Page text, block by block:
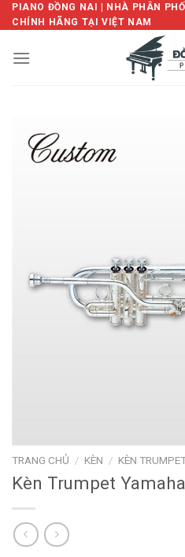
Skip
to
PIANO ĐỒNG NAI | NHÀ PHÂN
CHÍNH HÃNG TẠI VIỆT NAM
TRANG CHỦ / KÈN / KÈN
Kèn Trumpet